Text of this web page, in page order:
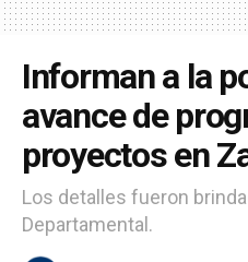
Informan a la
avance de
proyectos en
Los detalles fueron
Departamental.